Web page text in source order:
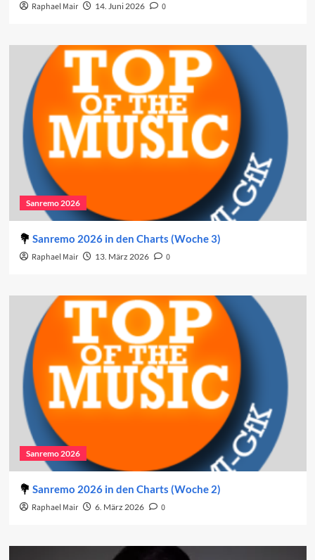
Raphael Mair 14. Juni 2026 0
Sanremo 2026
Sanremo 2026 in den Charts (Woche 3)
Raphael Mair 13. März 2026 0
Sanremo 2026
Sanremo 2026 in den Charts (Woche 2)
Raphael Mair 6. März 2026 0